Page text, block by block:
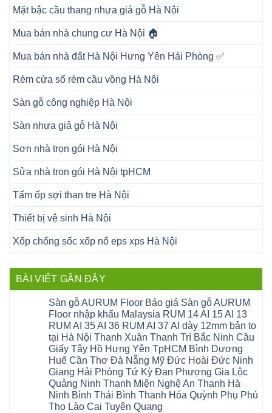
Mặt bậc cầu thang nhựa giả gỗ Hà Nội
Mua bán nhà chung cư Hà Nội 🏠
Mua bán nhà đất Hà Nội Hưng Yên Hải Phòng ✅
Rèm cửa sổ rèm cầu vồng Hà Nội
Sàn gỗ công nghiệp Hà Nội
Sàn nhựa giả gỗ Hà Nội
Sơn nhà trọn gói Hà Nội
Sửa nhà trọn gói Hà Nội tpHCM
Tấm ốp sợi than tre Hà Nội
Thiết bị vệ sinh Hà Nội
Xốp chống sốc xốp nổ eps xps Hà Nội
BÀI VIẾT GẦN ĐÂY
Sàn gỗ AURUM Floor Báo giá Sàn gỗ AURUM
Floor nhập khẩu Malaysia RUM 14 AI 15 AI 13
RUM AI 35 AI 36 RUM AI 37 AI dày 12mm bản to
tại Hà Nội Thanh Xuân Thanh Trì Bắc Ninh Cầu
Giấy Tây Hồ Hưng Yên TpHCM Bình Dương
Huế Cần Thơ Đà Nẵng Mỹ Đức Hoài Đức Ninh
Giang Hải Phòng Tứ Kỳ Đan Phượng Gia Lộc
Quảng Ninh Thanh Miện Nghệ An Thanh Hà
Ninh Bình Thái Bình Thanh Hóa Quỳnh Phụ Phú
Thọ Lào Cai Tuyên Quang